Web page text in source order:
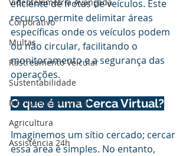
Corporativo
Multas
Rastreamento Veicular
Sustentabilidade
Inteligência Artificial
Agricultura
Assistência 24h
eficiente de frotas de veículos. Este
recurso permite delimitar áreas
específicas onde os veículos podem
ou não circular, facilitando o
monitoramento e a segurança das
operações.
O que é uma Cerca Virtual?
Imaginemos um sítio cercado; cercar
essa área é simples. No entanto,